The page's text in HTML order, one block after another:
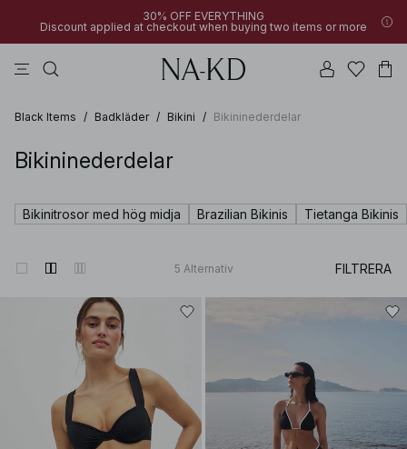
30% OFF EVERYTHING
Discount applied at checkout when buying two items or more
Black Items / Badkläder / Bikini / Bikininederdelar
Bikininederdelar
Bikinitrosor med hög midja Brazilian Bikinis Tietanga Bikinis
5 Alternativ FILTRERA